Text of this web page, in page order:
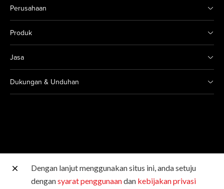
Perusahaan
Produk
Jasa
Dukungan & Unduhan
Situs Canon lainnya
Dengan lanjut menggunakan situs ini, anda setuju
dengansyarat penggunaandan kebijakan privasi